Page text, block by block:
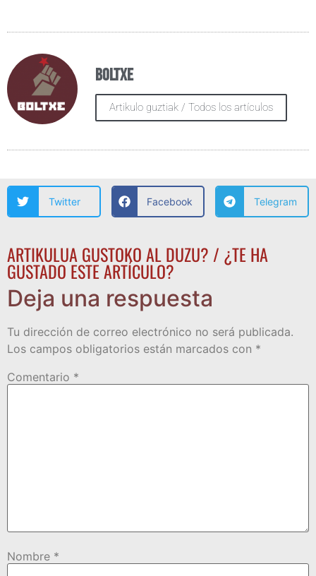
Boltxe
Artikulo guztiak / Todos los artículos
Twitter Facebook Telegram
ARTIKULUA GUSTOKO AL DUZU? / ¿TE HA
GUSTADO ESTE ARTÍCULO?
Deja una respuesta
Tu dirección de correo electrónico no será publicada.
Los campos obligatorios están marcados con *
Comentario *
Nombre *